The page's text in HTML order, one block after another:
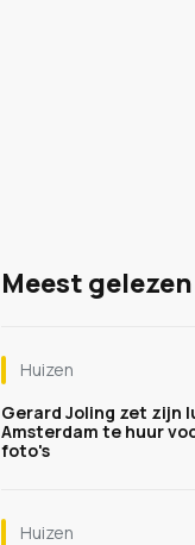
Meest gelezen
Huizen
Gerard Joling zet zijn
Amsterdam te huur
foto's
Huizen